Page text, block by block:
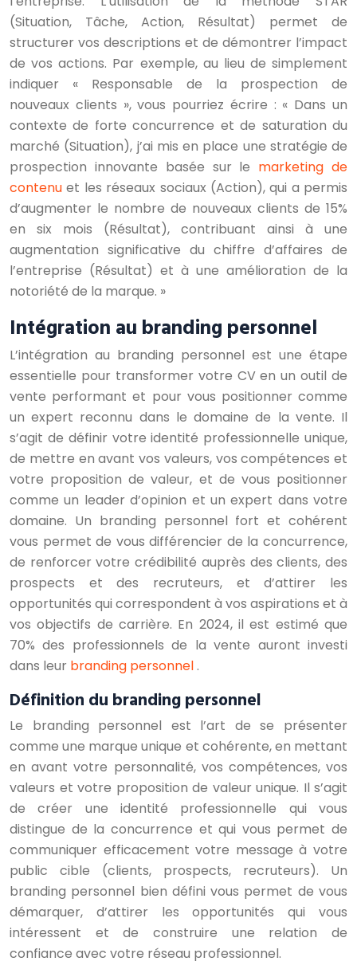
(Situation, Tâche, Action, Résultat) permet de
structurer vos descriptions et de démontrer l’impact
de vos actions. Par exemple, au lieu de simplement
indiquer « Responsable de la prospection de
nouveaux clients », vous pourriez écrire : « Dans un
contexte de forte concurrence et de saturation du
marché (Situation), j’ai mis en place une stratégie de
prospection innovante basée sur le marketing de
contenuet les réseaux sociaux (Action), qui a permis
d’augmenter le nombre de nouveaux clients de 15%
en six mois (Résultat), contribuant ainsi à une
augmentation significative du chiffre d’affaires de
l’entreprise (Résultat) et à une amélioration de la
notoriété de la marque. »
Intégration au branding personnel
L’intégration au branding personnel est une étape
essentielle pour transformer votre CV en un outil de
vente performant et pour vous positionner comme
un expert reconnu dans le domaine de la vente. Il
s’agit de définir votre identité professionnelle unique,
de mettre en avant vos valeurs, vos compétences et
votre proposition de valeur, et de vous positionner
comme un leader d’opinion et un expert dans votre
domaine. Un branding personnel fort et cohérent
vous permet de vous différencier de la concurrence,
de renforcer votre crédibilité auprès des clients, des
prospects et des recruteurs, et d’attirer les
opportunités qui correspondent à vos aspirations et à
vos objectifs de carrière. En 2024, il est estimé que
70% des professionnels de la vente auront investi
dans leur branding personnel .
Définition du branding personnel
Le branding personnel est l’art de se présenter
comme une marque unique et cohérente, en mettant
en avant votre personnalité, vos compétences, vos
valeurs et votre proposition de valeur unique. Il s’agit
de créer une identité professionnelle qui vous
distingue de la concurrence et qui vous permet de
communiquer efficacement votre message à votre
public cible (clients, prospects, recruteurs). Un
branding personnel bien défini vous permet de vous
démarquer, d’attirer les opportunités qui vous
intéressent et de construire une relation de
confiance avec votre réseau professionnel.